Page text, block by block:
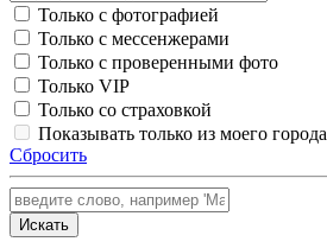
Только с фотографией
Только с мессенжерами
Только с проверенными фото
Только VIP
Только со страховкой
Показывать только из моего города
Сбросить
Искать